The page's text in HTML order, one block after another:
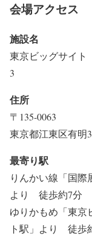
会場アクセス
施設名
東京ビッグサイト
3
住所
〒135-0063
東京都江東区有明
最寄り駅
りんかい線「国際
より 徒歩約7分
ゆりかもめ「東京
ト駅」より 徒歩